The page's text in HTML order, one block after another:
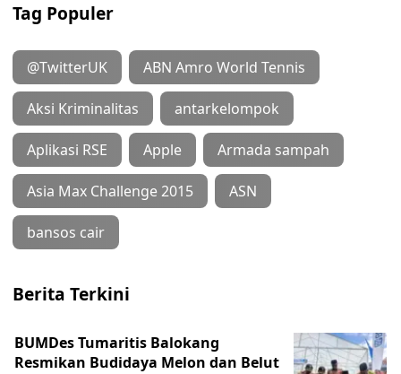
Tag Populer
@TwitterUK ABN Amro World Tennis
Aksi Kriminalitas antarkelompok
Aplikasi RSE Apple Armada sampah
Asia Max Challenge 2015 ASN
bansos cair
Berita Terkini
BUMDes Tumaritis Balokang
Resmikan Budidaya Melon dan Belut